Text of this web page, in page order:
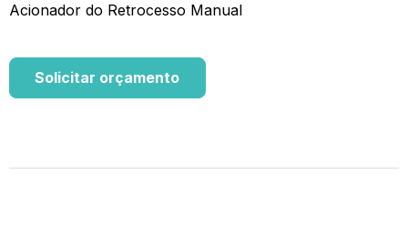
Acionador do Retrocesso Manual
Solicitar orçamento